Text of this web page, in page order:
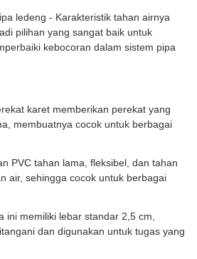
ledeng - Karakteristik tahan airnya
pilihan yang sangat baik untuk
kebocoran dalam sistem pipa
karet memberikan perekat yang
membuatnya cocok untuk berbagai
PVC tahan lama, fleksibel, dan tahan
air, sehingga cocok untuk berbagai
ini memiliki lebar standar 2,5 cm,
dan digunakan untuk tugas yang